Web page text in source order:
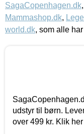
SagaCopenhagen.dk,
Mammashop.dk,
world.dk, som alle
udstyr til børn.
over 499 kr. Klik